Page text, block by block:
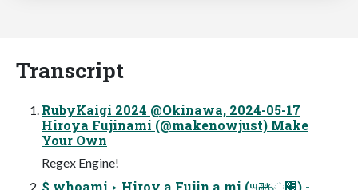
Transcript
RubyKaigi 2024 @Okinawa, 2024-05-17
Hiroya Fujinami (@makenowjust) Make
Your Own
Regex Engine!
$ whoami ‣ Hiroy a Fujin a mi (౻࿘େ໻) -